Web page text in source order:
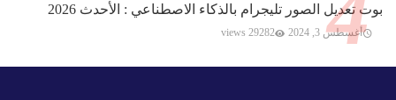
بوت تعديل الصور تليجرام بالذكاء الاصطناعي : الأحدث 2026
أغسطس 3, 2024 29282 views